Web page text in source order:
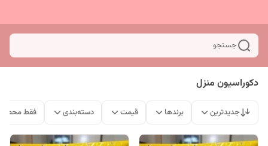
جستجو
دکوراسیون منزل
جدیدترین برندها قیمت دسته‌بندی فقط